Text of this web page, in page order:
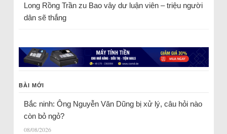
Long Rồng Trầnzu Bao vây dư luận viên – triệu người
dân sẽ thắng
BÀI MỚI
Bắc ninh: Ông Nguyễn Văn Dũng bị xử lý, câu hỏi nào
còn bỏ ngỏ?
08/08/2026